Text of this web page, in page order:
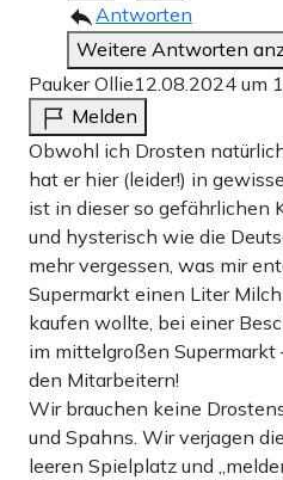
Antworten
Weitere Antworten
Pauker Ollie12.08.2024 um
Melden
Obwohl ich Drosten
hat er hier (leider!) in
ist in dieser so gefährlichen
und hysterisch wie die
mehr vergessen, was mir
Supermarkt einen Liter
kaufen wollte, bei einer
im mittelgroßen
den Mitarbeitern!
Wir brauchen keine
und Spahns. Wir verjagen
leeren Spielplatz und